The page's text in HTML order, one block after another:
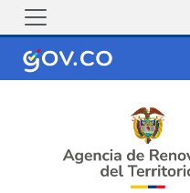
Pasar al contenido principal